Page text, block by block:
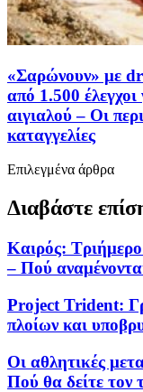
«Σαρώνουν» με
από 1.500
αιγιαλού – Οι
καταγγελίες
Επιλεγμένα άρθρα
Διαβάστε
Καιρός:
– Πού
Project Trident:
πλοίων και
Οι αθλητικές
Πού θα δείτε τον